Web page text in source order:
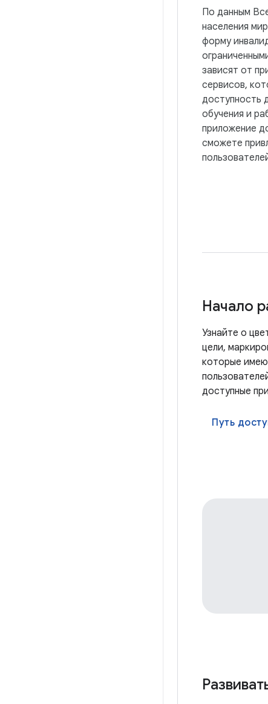
По данным
населения
форму
зависят от
сервисов,
доступность
обучения и
приложение
сможете
Начало
Узнайте о
цели,
которые
доступные
Путь